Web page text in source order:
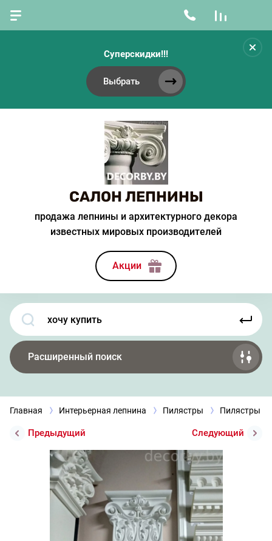
Суперскидки!!!
Выбрать
САЛОН ЛЕПНИНЫ
продажа лепнины и архитектурного декора
известных мировых производителей
Акции
Расширенный поиск
Главная Интерьерная лепнина Пилястры Пилястры
Предыдущий Следующий